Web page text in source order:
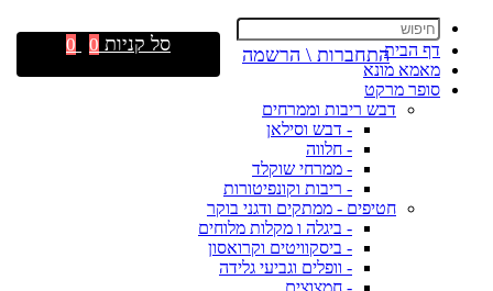
דף הבית
מאמא מונא
סופר מרקט
דבש ריבות וממרחים
- דבש וסילאן
- חלווה
- ממרחי שוקלד
- ריבות וקונפיטורות
חטיפים - ממתקים ודגני בוקר
- ביגלה ו מקלות מלוחים
- ביסקוויטים וקרואסון
- וופלים וגביעי גלידה
- חמצוצים
התחברות \ הרשמה סל קניות 0
0